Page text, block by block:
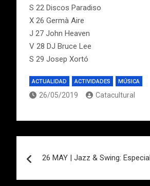
S 22 Discos Paradiso
X 26 Germà Aire
J 27 John Heaven
V 28 DJ Bruce Lee
S 29 Josep Xortó
ACTUALIDAD ACTIVIDADES MÚSICA
26/05/2019 Catacultural
de
26 MAY | Jazz & Swing: